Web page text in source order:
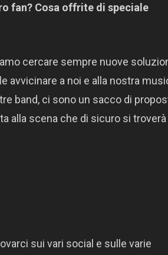
fan? Cosa offrite di speciale
cercare sempre nuove
avvicinare a noi e alla nostra
band, ci sono un sacco di
alla scena che di sicuro si troverà
sui vari social e sulle varie